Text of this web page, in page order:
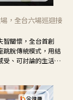
，全台六場巡迴接
智關懷，全台首創
跳脫傳統模式，用結
受、可討論的生活情